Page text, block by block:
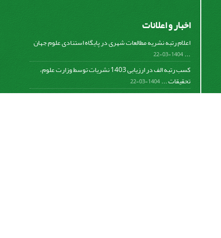
اخبار و اعلانات
اعلام رتبه نشریه مطالعات شهری در پایگاه استنادی علوم جهان
...
1404-03-22
کسب رتبه الف در ارزیابی 1403 نشریات توسط وزارت علوم،
تحقیقات ...1404-03-22
کسب رتبه الف در ارزیابی 1401 نشریات توسط وزارت علوم،